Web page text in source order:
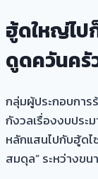
ฮู้ดใหญ่ไป
ดูดควันครั
กลุ่มผู้ประกอบการ
กังวลเรื่องงบประ
หลักแสนไปกับฮู้ด
สมดุล” ระหว่างข